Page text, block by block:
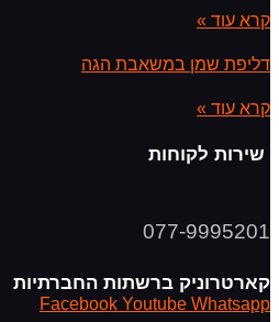
קרא עוד »
דליפת שמן במשאבת הגה
קרא עוד »
שירות לקוחות
077-9995201
קארטרוניק ברשתות החברתיות
Facebook Youtube Whatsapp